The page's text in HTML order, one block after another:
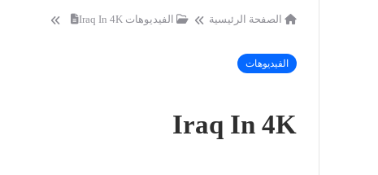
الصفحة الرئيسية الفيديوهات Iraq In 4K
الفيديوهات
Iraq In 4K